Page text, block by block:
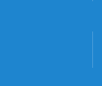
დაცვით,